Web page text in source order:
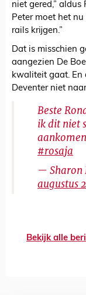
niet gered,” aldus
Peter moet het
rails krijgen.”
Dat is misschien
aangezien De
kwaliteit gaat. En
Deventer niet
Beste
ik dit niet
#rosaja
— Sharon
augustus
Bekijk alle